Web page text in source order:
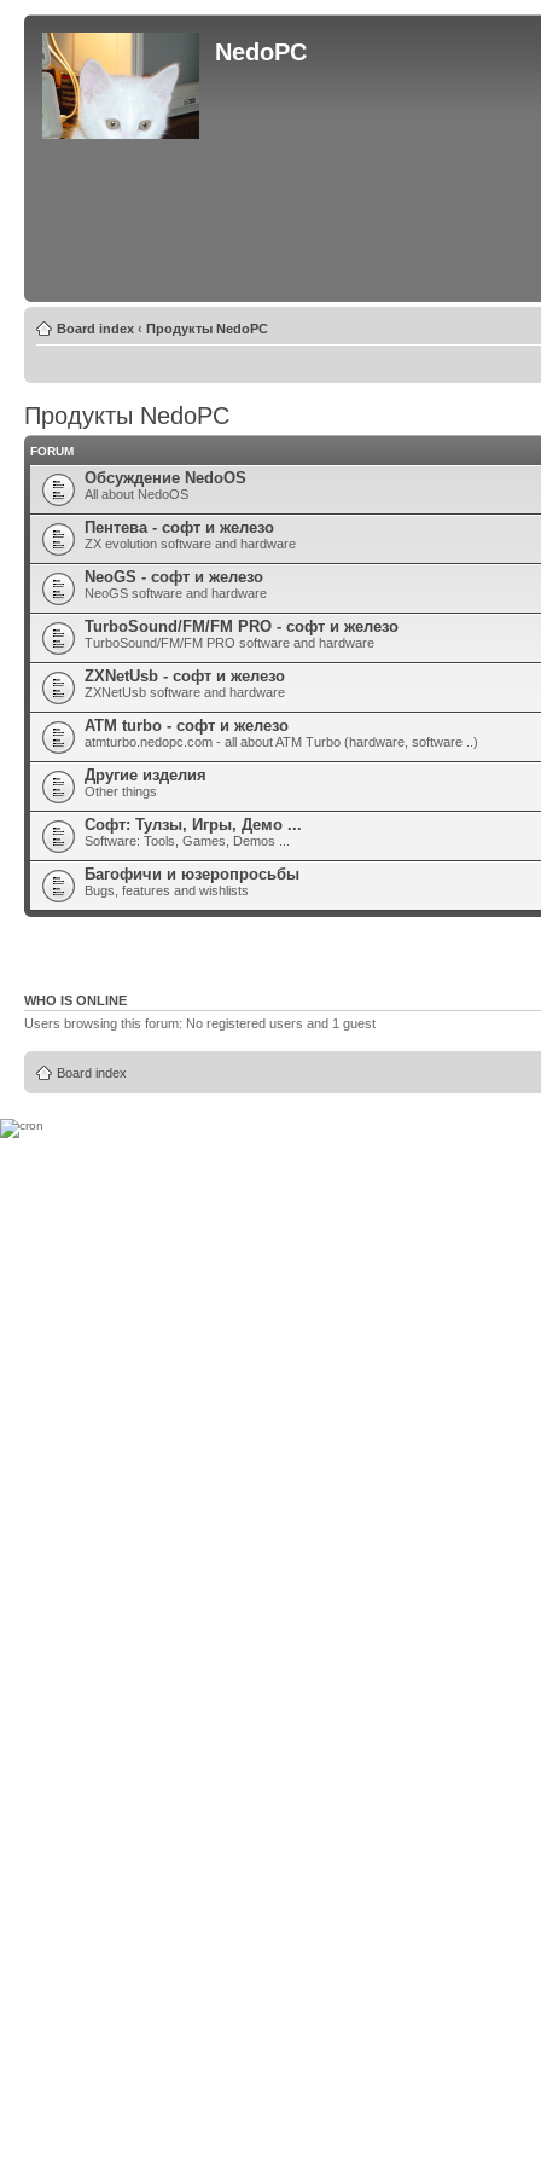
NedoPC
Board index ‹ Продукты NedoPC
Продукты NedoPC
FORUM
Обсуждение NedoOS
All about NedoOS
Пентева - софт и железо
ZX evolution software and hardware
NeoGS - софт и железо
NeoGS software and hardware
TurboSound/FM/FM PRO - софт и железо
TurboSound/FM/FM PRO software and hardware
ZXNetUsb - софт и железо
ZXNetUsb software and hardware
ATM turbo - софт и железо
atmturbo.nedopc.com - all about ATM Turbo (hardware, software ..)
Другие изделия
Other things
Софт: Тулзы, Игры, Демо ...
Software: Tools, Games, Demos ...
Багофичи и юзеропросьбы
Bugs, features and wishlists
WHO IS ONLINE
Users browsing this forum: No registered users and 1 guest
Board index